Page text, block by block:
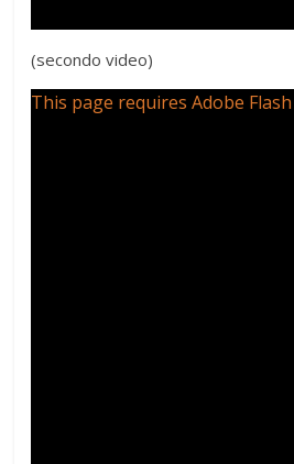
(secondo video)
This page requires Adobe